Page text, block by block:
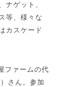
ナゲット、
等、様々な
カスケード
ファームの代
さん。参加